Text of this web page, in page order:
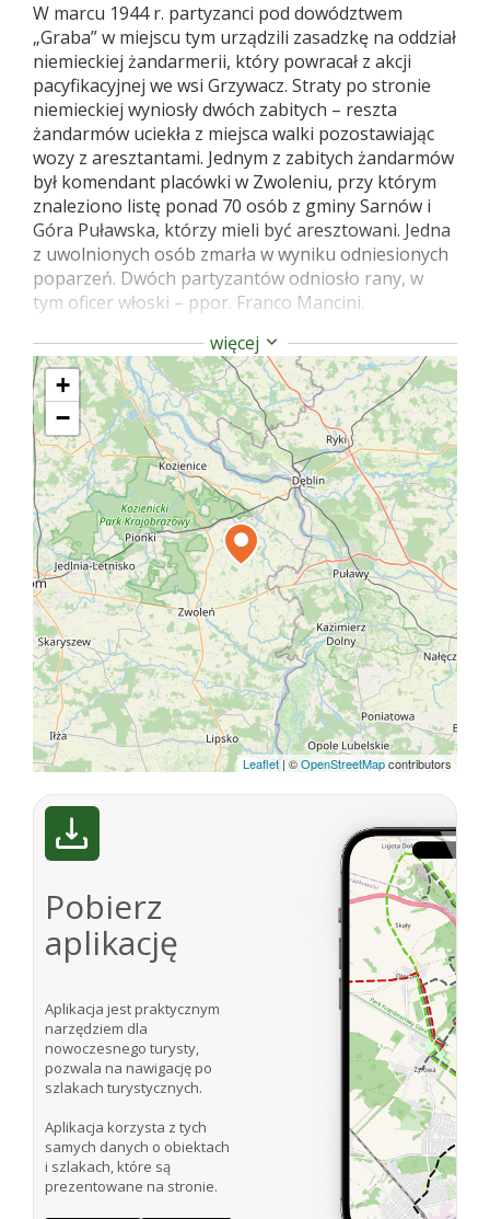
W marcu 1944 r. partyzanci pod dowództwem
„Graba” w miejscu tym urządzili zasadzkę na oddział
niemieckiej żandarmerii, który powracał z akcji
pacyfikacyjnej we wsi Grzywacz. Straty po stronie
niemieckiej wyniosły dwóch zabitych – reszta
żandarmów uciekła z miejsca walki pozostawiając
wozy z aresztantami. Jednym z zabitych żandarmów
był komendant placówki w Zwoleniu, przy którym
znaleziono listę ponad 70 osób z gminy Sarnów i
Góra Puławska, którzy mieli być aresztowani. Jedna
z uwolnionych osób zmarła w wyniku odniesionych
poparzeń. Dwóch partyzantów odniosło rany, w
tym oficer włoski – ppor. Franco Mancini.
Źródło: Borzobochaty W., „Jodła”, Warszawa 1988.
więcej
+
−
Leaflet | ©OpenStreetMapcontributors
Pobierz
aplikację
Aplikacja jest praktycznym
narzędziem dla
nowoczesnego turysty,
pozwala na nawigację po
szlakach turystycznych.
Aplikacja korzysta z tych
samych danych o obiektach
i szlakach, które są
prezentowane na stronie.